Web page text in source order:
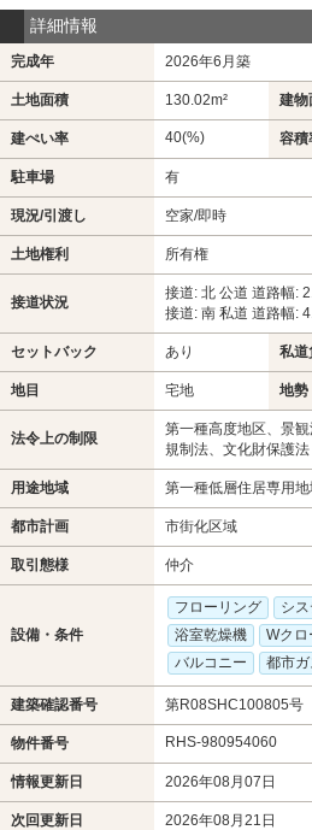
詳細情報
完成年 2026年6月築
土地面積 130.02m² 建物
建ぺい率 40(%) 容積
駐車場 有
現況/引渡し 空家/即時
土地権利 所有権
接道状況
接道: 北 公道 道路幅:
接道: 南 私道 道路幅:
セットバック あり 私道
地目 宅地 地勢
法令上の制限
第一種高度地区、景
規制法、文化財保護法
用途地域 第一種低層住居専用
都市計画 市街化区域
取引態様 仲介
設備・条件
フローリング シ
浴室乾燥機
Wクロ
バルコニー
都市ガ
建築確認番号 第R08SHC100805号
物件番号 RHS-980954060
情報更新日 2026年08月07日
次回更新日 2026年08月21日